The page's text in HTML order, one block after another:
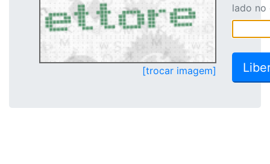
[trocar imagem]
lado no